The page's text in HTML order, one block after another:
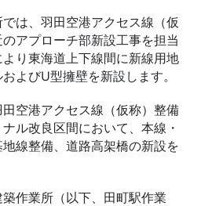
は、羽田空港アクセス線（仮
アプローチ部新設工事を担当
り東海道上下線間に新線用地
よびU型擁壁を新設します。
空港アクセス線（仮称）整備
ル改良区間において、本線・
線整備、道路高架橋の新設を
作業所（以下、田町駅作業